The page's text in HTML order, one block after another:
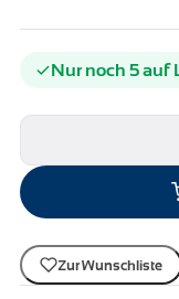
Nur noch 5 auf
Zur Wunschliste